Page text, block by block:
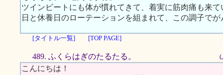
ツインビートにも体が慣れてきて、着実に筋肉痛も来
日と休養日のローテーションを組まれて、この調子で
[タイトル一覧] [TOP PAGE]
489. ふくらはぎのたるたる。 (
こんにちは！